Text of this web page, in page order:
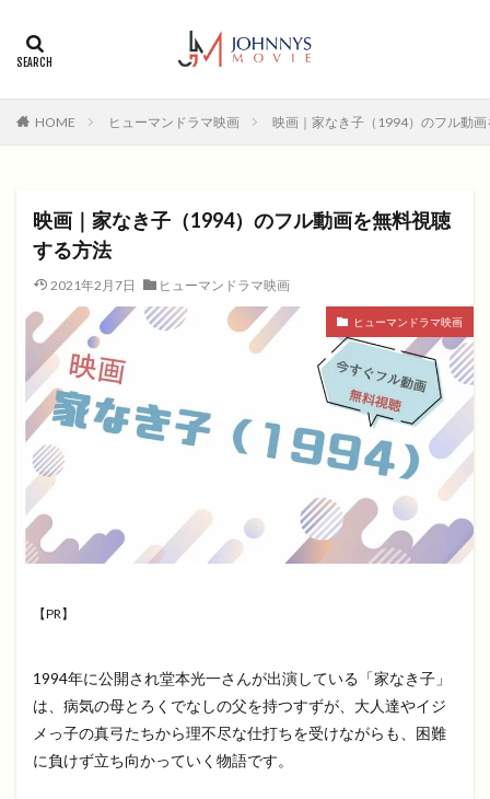
HOME ヒューマンドラマ映画 映画｜家なき子（1994）のフル動
映画｜家なき子（1994）のフル動画を無料視聴
する方法
2021年2月7日 ヒューマンドラマ映画
ヒューマンドラマ映画
【PR】
1994年に公開され堂本光一さんが出演している「家なき子」
は、病気の母とろくでなしの父を持つすずが、大人達やイジ
メっ子の真弓たちから理不尽な仕打ちを受けながらも、困難
に負けず立ち向かっていく物語です。
2018年
2019年 SF アクション
アニメ
ヒューマンドラマ映画
ファンタジー映画
ホラー
動画無料視聴
無料視聴
無料視聴動画
検索